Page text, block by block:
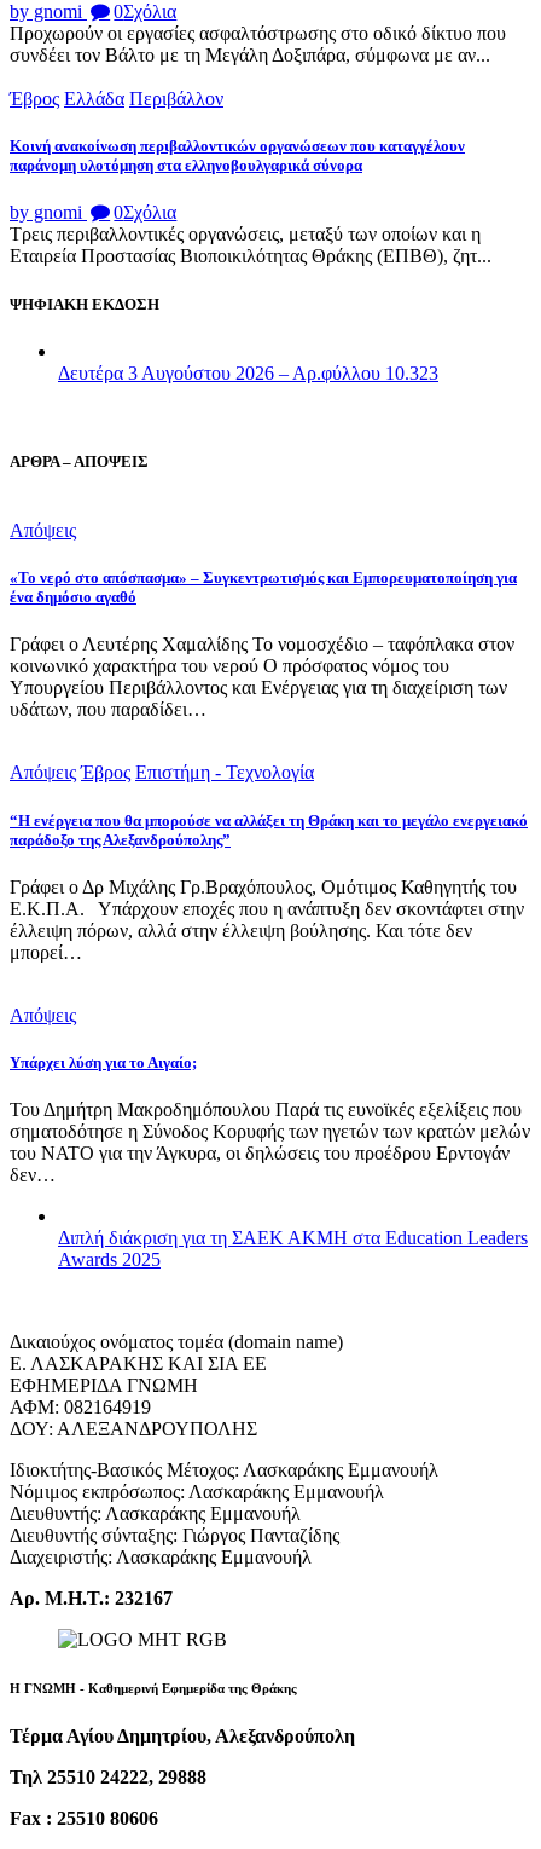
by gnomi 0Σχόλια
Προχωρούν οι εργασίες ασφαλτόστρωσης στο οδικό δίκτυο που
συνδέει τον Βάλτο με τη Μεγάλη Δοξιπάρα, σύμφωνα με αν...
Έβρος Ελλάδα Περιβάλλον
Κοινή ανακοίνωση περιβαλλοντικών οργανώσεων που καταγγέλουν
παράνομη υλοτόμηση στα ελληνοβουλγαρικά σύνορα
by gnomi 0Σχόλια
Τρεις περιβαλλοντικές οργανώσεις, μεταξύ των οποίων και η
Εταιρεία Προστασίας Βιοποικιλότητας Θράκης (ΕΠΒΘ), ζητ...
ΨΗΦΙΑΚΗ ΕΚΔΟΣΗ
Δευτέρα 3 Αυγούστου 2026 – Αρ.φύλλου 10.323
ΑΡΘΡΑ – ΑΠΟΨΕΙΣ
Απόψεις
«Το νερό στο απόσπασμα» – Συγκεντρωτισμός και Εμπορευματοποίηση για
ένα δημόσιο αγαθό
Γράφει ο Λευτέρης Χαμαλίδης Το νομοσχέδιο – ταφόπλακα στον
κοινωνικό χαρακτήρα του νερού Ο πρόσφατος νόμος του
Υπουργείου Περιβάλλοντος και Ενέργειας για τη διαχείριση των
υδάτων, που παραδίδει…
Απόψεις Έβρος Επιστήμη - Τεχνολογία
“Η ενέργεια που θα μπορούσε να αλλάξει τη Θράκη και το μεγάλο ενεργειακό
παράδοξο της Αλεξανδρούπολης”
Γράφει ο Δρ Μιχάλης Γρ.Βραχόπουλος, Ομότιμος Καθηγητής του
Ε.Κ.Π.Α. Υπάρχουν εποχές που η ανάπτυξη δεν σκοντάφτει στην
έλλειψη πόρων, αλλά στην έλλειψη βούλησης. Και τότε δεν
μπορεί…
Απόψεις
Υπάρχει λύση για το Αιγαίο;
Του Δημήτρη Μακροδημόπουλου Παρά τις ευνοϊκές εξελίξεις που
σηματοδότησε η Σύνοδος Κορυφής των ηγετών των κρατών μελών
του ΝΑΤΟ για την Άγκυρα, οι δηλώσεις του προέδρου Ερντογάν
δεν…
Διπλή διάκριση για τη ΣΑΕΚ ΑΚΜΗ στα Education Leaders
Awards 2025
Δικαιούχος ονόματος τομέα (domain name)
Ε. ΛΑΣΚΑΡΑΚΗΣ ΚΑΙ ΣΙΑ ΕΕ
ΕΦΗΜΕΡΙΔΑ ΓΝΩΜΗ
ΑΦΜ: 082164919
ΔΟΥ: ΑΛΕΞΑΝΔΡΟΥΠΟΛΗΣ
Ιδιοκτήτης-Βασικός Μέτοχος: Λασκαράκης Εμμανουήλ
Νόμιμος εκπρόσωπος: Λασκαράκης Εμμανουήλ
Διευθυντής: Λασκαράκης Εμμανουήλ
Διευθυντής σύνταξης: Γιώργος Πανταζίδης
Διαχειριστής: Λασκαράκης Εμμανουήλ
Αρ. Μ.Η.Τ.: 232167
Η ΓΝΩΜΗ - Καθημερινή Εφημερίδα της Θράκης
Τέρμα Αγίου Δημητρίου, Αλεξανδρούπολη
Τηλ 25510 24222, 29888
Fax : 25510 80606